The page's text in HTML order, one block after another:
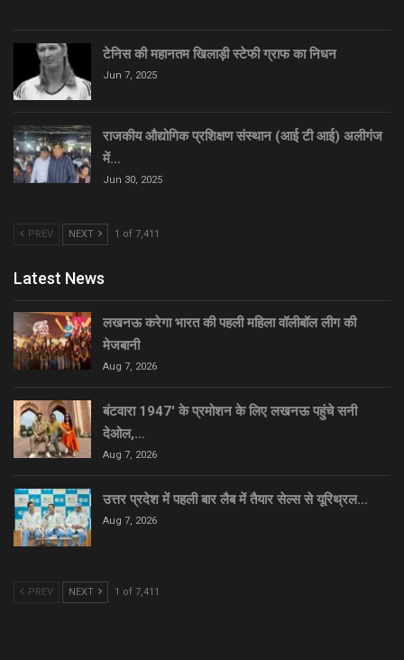
टेनिस की महानतम खिलाड़ी स्टेफी ग्राफ का निधन
Jun 7, 2025
राजकीय औद्योगिक प्रशिक्षण संस्थान (आई टी आई) अलीगंज
में…
Jun 30, 2025
PREV NEXT 1 of 7,411
Latest News
लखनऊ करेगा भारत की पहली महिला वॉलीबॉल लीग की
मेजबानी
Aug 7, 2026
बंटवारा 1947′ के प्रमोशन के लिए लखनऊ पहुंचे सनी
देओल,…
Aug 7, 2026
उत्तर प्रदेश में पहली बार लैब में तैयार सेल्स से यूरिथ्रल…
Aug 7, 2026
PREV NEXT 1 of 7,411